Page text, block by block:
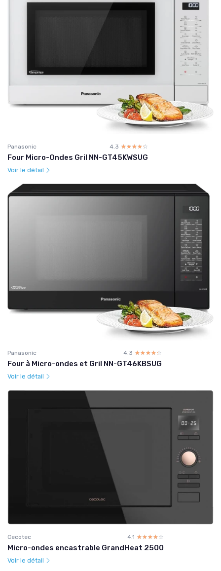
Panasonic 4.3 ☆☆☆☆☆
★★★★★
Four Micro-Ondes Gril NN-GT45KWSUG
Voir le détail
Panasonic 4.3 ☆☆☆☆☆
★★★★★
Four à Micro-ondes et Gril NN-GT46KBSUG
Voir le détail
Cecotec 4.1 ☆☆☆☆☆
★★★★★
Micro-ondes encastrable GrandHeat 2500
Voir le détail